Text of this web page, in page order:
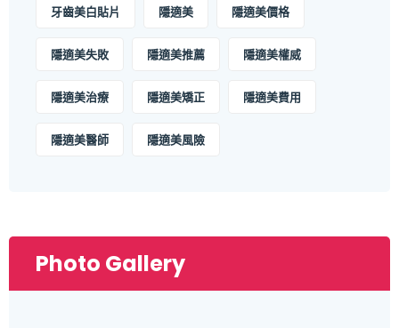
牙齒美白貼片 隱適美 隱適美價格
隱適美失敗 隱適美推薦 隱適美權威
隱適美治療 隱適美矯正 隱適美費用
隱適美醫師 隱適美風險
Photo Gallery